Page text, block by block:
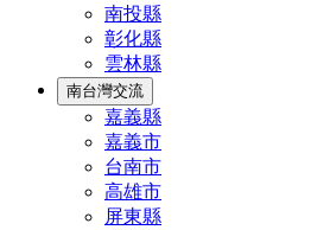
南投縣
彰化縣
雲林縣
南台灣交流
嘉義縣
嘉義市
台南市
高雄市
屏東縣